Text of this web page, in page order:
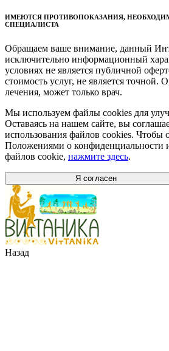
ИМЕЮТСЯ ПРОТИВОПОКАЗАНИЯ,
СПЕЦИАЛИСТА
Обращаем ваше внимание, данный
исключительно информационный
условиях не является публичной
стоимость услуг, не является точной.
лечения, может только врач.
Мы используем файлы cookies для
Оставаясь на нашем сайте, вы
использования файлов cookies. Чтобы
Положениями о конфиденциальности
файлов cookie, нажмите здесь.
Я согласен
Назад